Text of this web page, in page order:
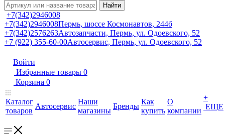
Найти
+7(342)2946008
+7(342)2946008Пермь, шоссе Космонавтов, 244б
+7(342)2576263Автозапчасти, Пермь, ул. Одоевского, 52
+7 (922) 355-60-00Автосервис, Пермь, ул. Одоевского, 52
Войти
Избранные товары 0
Корзина 0
Каталог
товаров
Автосервис
Наши
магазины
Бренды
Как
купить
О
компании
+
ЕЩЕ